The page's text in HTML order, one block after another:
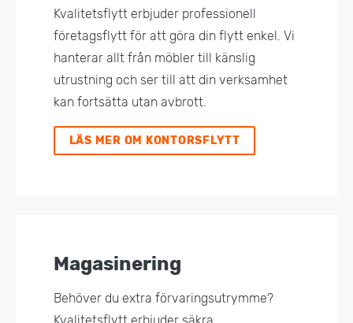
Kvalitetsflytt erbjuder professionell
företagsflytt för att göra din flytt enkel. Vi
hanterar allt från möbler till känslig
utrustning och ser till att din verksamhet
kan fortsätta utan avbrott.
LÄS MER OM KONTORSFLYTT
Magasinering
Behöver du extra förvaringsutrymme?